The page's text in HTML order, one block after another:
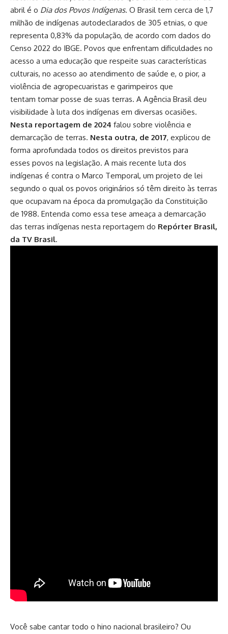
abril é o Dia dos Povos Indígenas. O Brasil tem cerca de 1,7
milhão de indígenas autodeclarados de 305 etnias, o que
representa 0,83% da população, de acordo com dados do
Censo 2022 do IBGE. Povos que enfrentam dificuldades no
acesso a uma educação que respeite suas características
culturais, no acesso ao atendimento de saúde e, o pior, a
violência de agropecuaristas e garimpeiros que
tentam tomar posse de suas terras. A Agência Brasil deu
visibilidade à luta dos indígenas em diversas ocasiões.
Nesta reportagem de 2024 falou sobre violência e
demarcação de terras. Nesta outra, de 2017, explicou de
forma aprofundada todos os direitos previstos para
esses povos na legislação. A mais recente luta dos
indígenas é contra o Marco Temporal, um projeto de lei
segundo o qual os povos originários só têm direito às terras
que ocupavam na época da promulgação da Constituição
de 1988. Entenda como essa tese ameaça a demarcação
das terras indígenas nesta reportagem do Repórter Brasil,
da TV Brasil.
Você sabe cantar todo o hino nacional brasileiro? Ou